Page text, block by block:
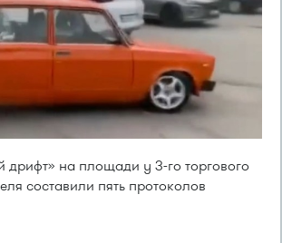
дрифт» на площади у 3-го торгового
составили пять протоколов